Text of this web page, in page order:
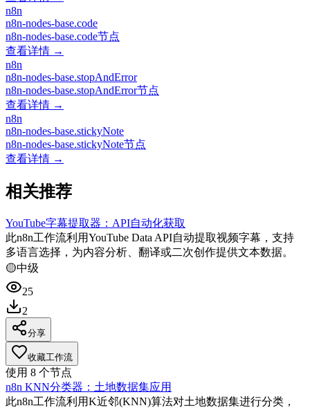
n8n
n8n-nodes-base.code
n8n-nodes-base.code节点
查看详情 →
n8n
n8n-nodes-base.stopAndError
n8n-nodes-base.stopAndError节点
查看详情 →
n8n
n8n-nodes-base.stickyNote
n8n-nodes-base.stickyNote节点
查看详情 →
相关推荐
YouTube字幕提取器：API自动化获取
此n8n工作流利用YouTube Data API自动提取视频字幕，支持
多语言选择，为内容分析、翻译或二次创作提供文本数据。
🟡中级
25
2
分享
收藏工作流
使用 8 个节点
n8n KNN分类器：土地数据集应用
此n8n工作流利用K近邻(KNN)算法对土地数据集进行分类，